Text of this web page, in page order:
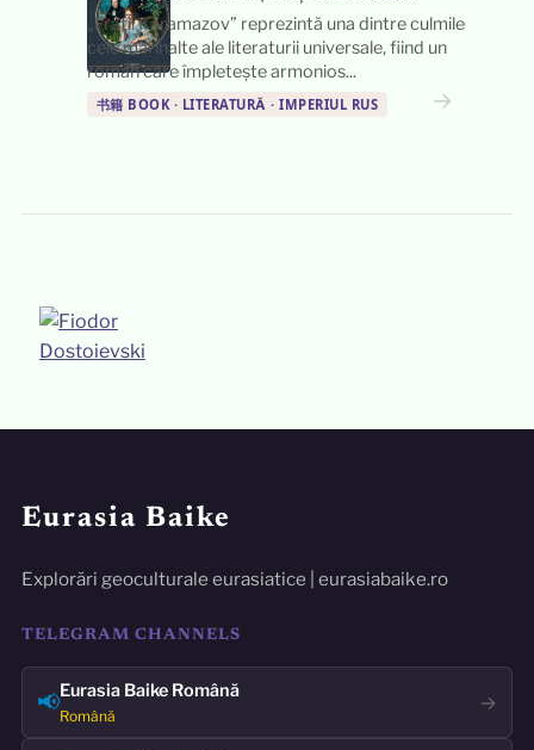
„Frații Karamazov” reprezintă una dintre culmile
cele mai înalte ale literaturii universale, fiind un
roman care împletește armonios...
书籍 BOOK · LITERATURĂ · IMPERIUL RUS →
Eurasia Baike
Explorări geoculturale eurasiatice | eurasiabaike.ro
TELEGRAM CHANNELS
📢Eurasia Baike Română
Română
→